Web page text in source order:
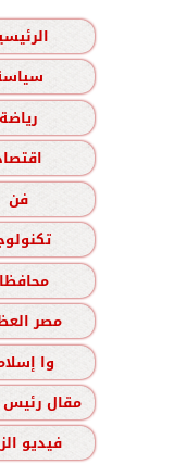
رياضة
فن
مصر
وا
مقال رئيس
فيديو